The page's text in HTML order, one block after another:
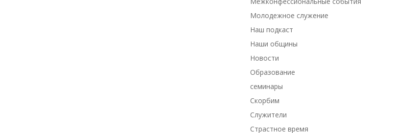
Молодежное служение
Наш подкаст
Наши общины
Новости
Образование
семинары
Скорбим
Служители
Страстное время